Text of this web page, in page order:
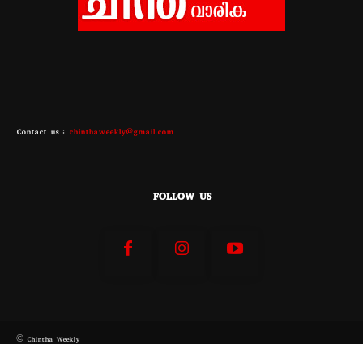
Contact us : chinthaweekly@gmail.com
FOLLOW US
© Chintha Weekly